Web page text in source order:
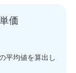
価
平均値を算出し